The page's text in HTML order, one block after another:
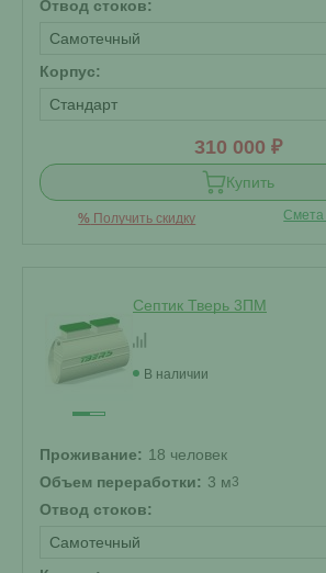
Отвод стоков:
Самотечный
Корпус:
Стандарт
310 000 ₽
Купить
% Получить скидку Смета
Септик Тверь 3ПМ
В наличии
Проживание: 18 человек
Объем переработки: 3 м3
Отвод стоков:
Самотечный